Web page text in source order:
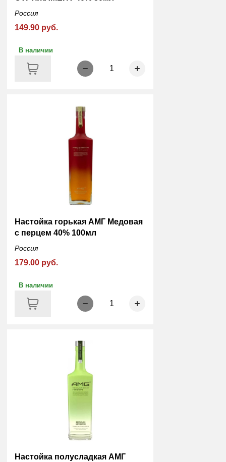
Россия
149.90 руб.
В наличии
1
Настойка горькая АМГ Медовая
с перцем 40% 100мл
Россия
179.00 руб.
В наличии
1
Настойка полусладкая АМГ